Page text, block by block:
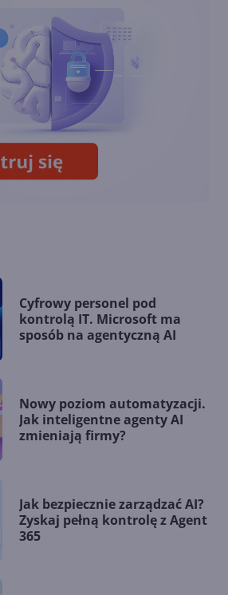
z aplikacją Planner?
Jak pobrać i zainstalować
pakiet Office w wersji LTSC?
Cyfrowy personel pod
kontrolą IT. Microsoft ma
sposób na agentyczną AI
Nowy poziom automatyzacji.
Jak inteligentne agenty AI
zmieniają firmy?
Jak bezpiecznie zarządzać AI?
Zyskaj pełną kontrolę z Agent
365